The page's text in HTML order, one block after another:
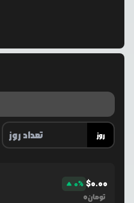
روز
0% $0.00
0تومان